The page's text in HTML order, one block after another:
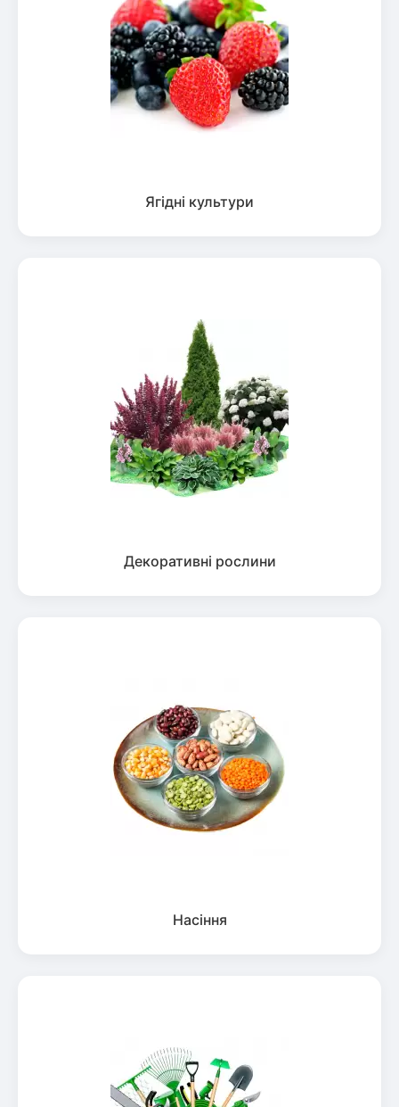
Ягідні культури
Декоративні рослини
Насіння